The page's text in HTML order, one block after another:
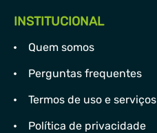
INSTITUCIONAL
Quem somos
Perguntas frequentes
Termos de uso e serviços
Política de privacidade